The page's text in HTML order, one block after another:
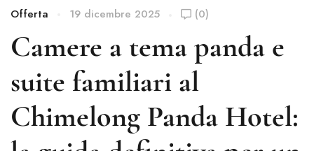
Offerta 19 dicembre 2025 (0)
Camere a tema panda e
suite familiari al
Chimelong Panda Hotel: